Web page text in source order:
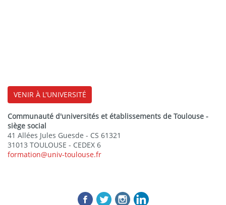
VENIR À L'UNIVERSITÉ
Communauté d'universités et établissements de Toulouse -
siège social
41 Allées Jules Guesde - CS 61321
31013 TOULOUSE - CEDEX 6
formation@univ-toulouse.fr